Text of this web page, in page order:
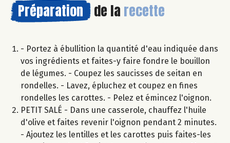
Préparation de la recette
- Portez à ébullition la quantité d'eau indiquée dans
vos ingrédients et faites-y faire fondre le bouillon
de légumes. - Coupez les saucisses de seitan en
rondelles. - Lavez, épluchez et coupez en fines
rondelles les carottes. - Pelez et émincez l'oignon.
PETIT SALÉ - Dans une casserole, chauffez l'huile
d'olive et faites revenir l'oignon pendant 2 minutes.
- Ajoutez les lentilles et les carottes puis faites-les